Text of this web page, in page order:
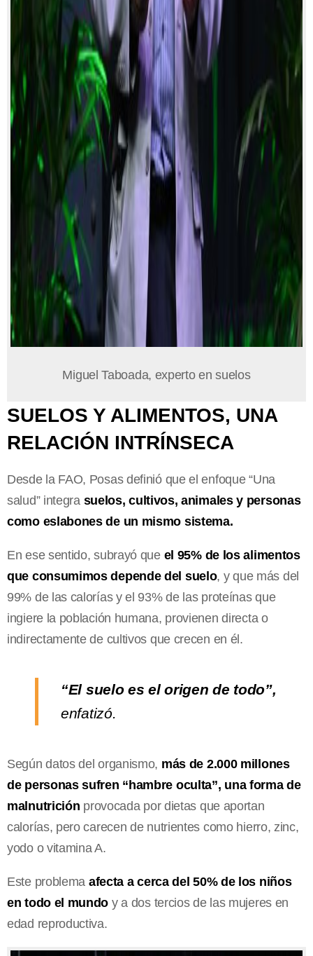
Miguel Taboada, experto en suelos
SUELOS Y ALIMENTOS, UNA
RELACIÓN INTRÍNSECA
Desde la FAO, Posas definió que el enfoque “Una
salud” integra suelos, cultivos, animales y personas
como eslabones de un mismo sistema.
En ese sentido, subrayó que el 95% de los alimentos
que consumimos depende del suelo, y que más del
99% de las calorías y el 93% de las proteínas que
ingiere la población humana, provienen directa o
indirectamente de cultivos que crecen en él.
“El suelo es el origen de todo”,
enfatizó.
Según datos del organismo, más de 2.000 millones
de personas sufren “hambre oculta”, una forma de
malnutrición provocada por dietas que aportan
calorías, pero carecen de nutrientes como hierro, zinc,
yodo o vitamina A.
Este problema afecta a cerca del 50% de los niños
en todo el mundo y a dos tercios de las mujeres en
edad reproductiva.